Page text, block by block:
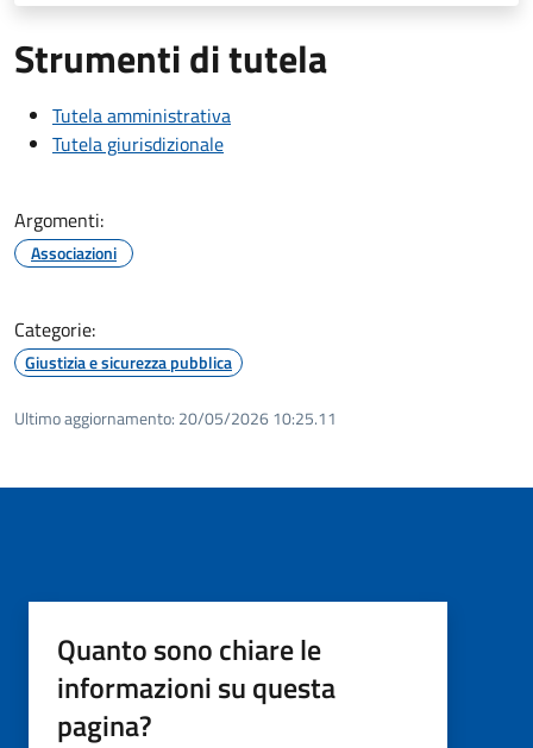
Strumenti di tutela
Tutela amministrativa
Tutela giurisdizionale
Argomenti:
Associazioni
Categorie:
Giustizia e sicurezza pubblica
Ultimo aggiornamento: 20/05/2026 10:25.11
Quanto sono chiare le
informazioni su questa
pagina?